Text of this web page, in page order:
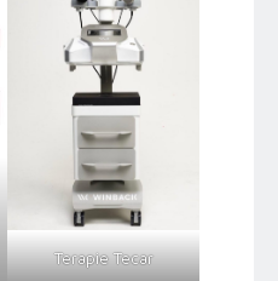
Terapie Tecar